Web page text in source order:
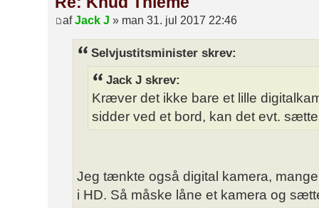
afJack J » man 31. jul 2017 22:46
Selvjustitsminister skrev:
Jack J skrev:
Kræver det ikke bare et lille
sidder ved et bord, kan det evt.
Jeg tænkte også digital kamera,
i HD. Så måske låne et kamera og